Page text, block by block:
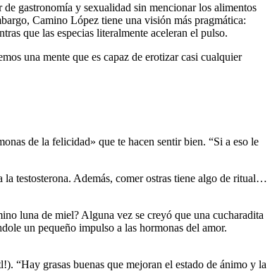
de gastronomía y sexualidad sin mencionar los alimentos
Camino López tiene una visión más pragmática:
que las especias literalmente aceleran el pulso.
una mente que es capaz de erotizar casi cualquier
de la felicidad» que te hacen sentir bien. “Si a eso le
la testosterona. Además, comer ostras tiene algo de ritual…
luna de miel? Alguna vez se creyó que una cucharadita
un pequeño impulso a las hormonas del amor.
“Hay grasas buenas que mejoran el estado de ánimo y la